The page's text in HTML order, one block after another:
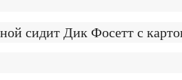
сидит Дик Фосетт с